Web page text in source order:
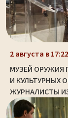
2 августа в 17:22
МУЗЕЙ ОРУЖИЯ
И КУЛЬТУРНЫХ
ЖУРНАЛИСТЫ